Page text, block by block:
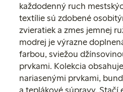
každodenný ruch
textílie sú zdobené
zvieratiek a zmes jemnej
modrej je výrazne
farbou, sviežou
prvkami. Kolekcia
nariasenými prvkami,